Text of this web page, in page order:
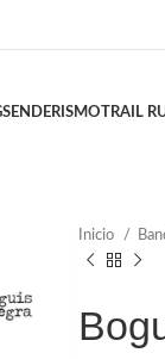
SENDERISMOTRAIL
Inicio